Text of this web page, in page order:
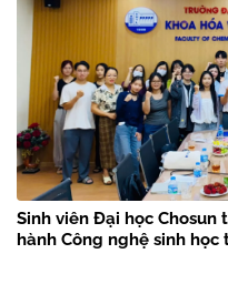
Sinh viên Đại học
hành Công nghệ sinh